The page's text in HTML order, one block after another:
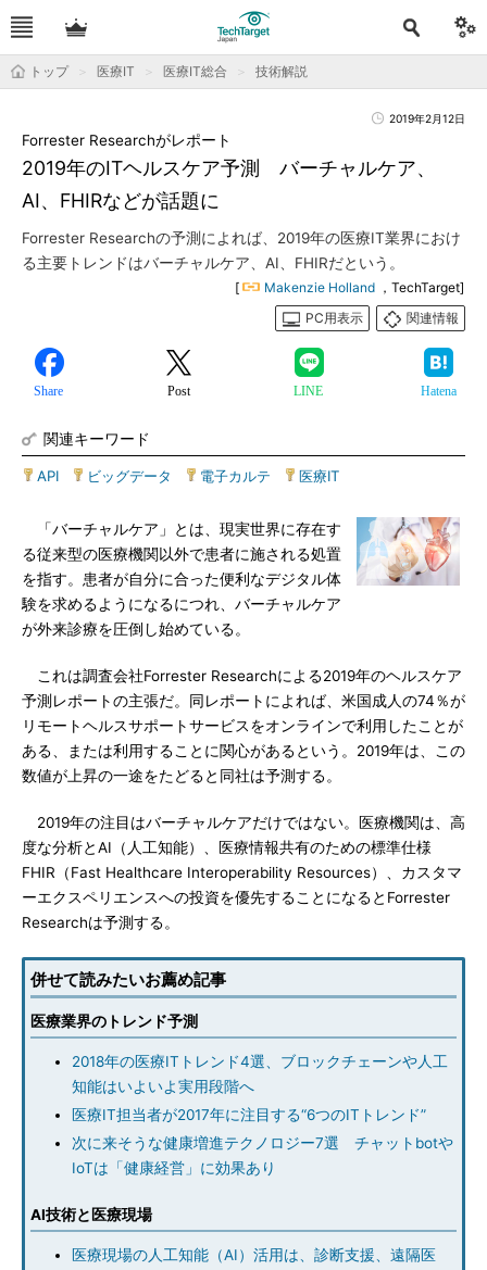
トップ 医療IT 医療IT総合 技術解説
2019年2月12日
2019年のITヘルスケア予測 バーチャルケア、
AI、FHIRなどが話題に
Forrester Researchがレポート
Forrester Researchの予測によれば、2019年の医療IT業界におけ
る主要トレンドはバーチャルケア、AI、FHIRだという。
[ Makenzie Holland ，TechTarget]
PC用表示
関連情報
Share Post LINE Hatena
関連キーワード
API ビッグデータ 電子カルテ 医療IT
「バーチャルケア」とは、現実世界に存在す
る従来型の医療機関以外で患者に施される処置
を指す。患者が自分に合った便利なデジタル体
験を求めるようになるにつれ、バーチャルケア
が外来診療を圧倒し始めている。
これは調査会社Forrester Researchによる2019年のヘルスケア
予測レポートの主張だ。同レポートによれば、米国成人の74％が
リモートヘルスサポートサービスをオンラインで利用したことが
ある、または利用することに関心があるという。2019年は、この
数値が上昇の一途をたどると同社は予測する。
2019年の注目はバーチャルケアだけではない。医療機関は、高
度な分析とAI（人工知能）、医療情報共有のための標準仕様
FHIR（Fast Healthcare Interoperability Resources）、カスタマ
ーエクスペリエンスへの投資を優先することになるとForrester
Researchは予測する。
併せて読みたいお薦め記事
医療業界のトレンド予測
2018年の医療ITトレンド4選、ブロックチェーンや人工
知能はいよいよ実用段階へ
医療IT担当者が2017年に注目する“6つのITトレンド”
次に来そうな健康増進テクノロジー7選 チャットbotや
IoTは「健康経営」に効果あり
AI技術と医療現場
医療現場の人工知能（AI）活用は、診断支援、遠隔医